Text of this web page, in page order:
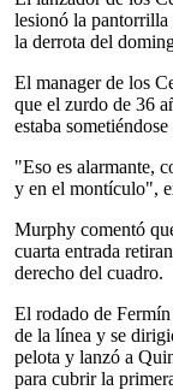
lesionó la pantorrilla
la derrota del
El manager de los
que el zurdo de 36
estaba
"Eso es alarmante,
y en el montículo",
Murphy comentó
cuarta entrada
derecho del cuadro.
El rodado de Fermín
de la línea y se
pelota y lanzó a
para cubrir la